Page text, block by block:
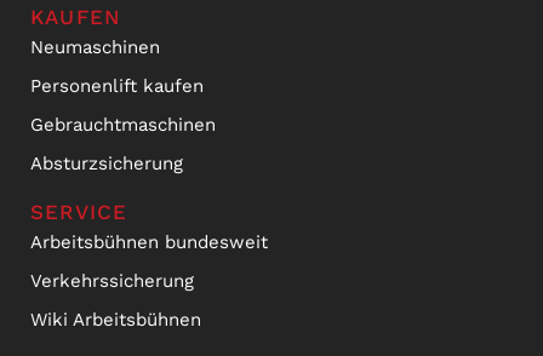
KAUFEN
Neumaschinen
Personenlift kaufen
Gebrauchtmaschinen
Absturzsicherung
SERVICE
Arbeitsbühnen bundesweit
Verkehrssicherung
Wiki Arbeitsbühnen